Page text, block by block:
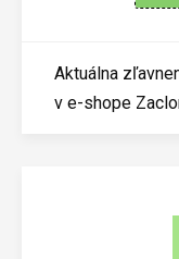
Aktuálna
v e-shope